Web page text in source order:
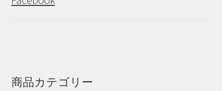
商品カテゴリー